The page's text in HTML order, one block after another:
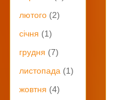
лютого (2)
січня (1)
грудня (7)
листопада (1)
жовтня (4)